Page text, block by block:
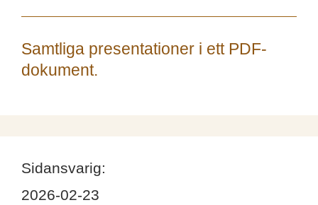
Samtliga presentationer i ett PDF-
dokument.
Sidansvarig:
2026-02-23